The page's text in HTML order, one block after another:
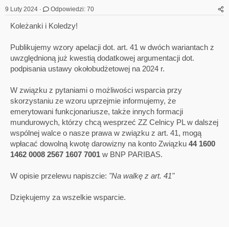
9 Luty 2024 Odpowiedzi: 70
Koleżanki i Koledzy!
Publikujemy wzory apelacji dot. art. 41 w dwóch wariantach z
uwzględnioną już kwestią dodatkowej argumentacji dot.
podpisania ustawy okołobudżetowej na 2024 r.
W związku z pytaniami o możliwości wsparcia przy
skorzystaniu ze wzoru uprzejmie informujemy, że
emerytowani funkcjonariusze, także innych formacji
mundurowych, którzy chcą wesprzeć ZZ Celnicy PL w dalszej
wspólnej walce o nasze prawa w związku z art. 41, mogą
wpłacać dowolną kwotę darowizny na konto Związku 44 1600
1462 0008 2567 1607 7001 w BNP PARIBAS.
W opisie przelewu napiszcie: "Na walkę z art. 41"
Dziękujemy za wszelkie wsparcie.